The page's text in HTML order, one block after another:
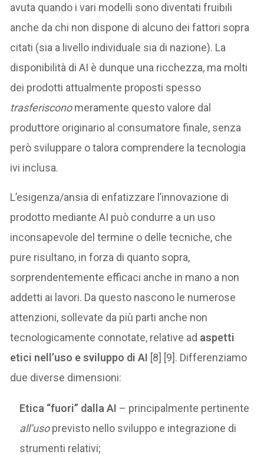
avuta quando i vari modelli sono diventati fruibili
anche da chi non dispone di alcuno dei fattori sopra
citati (sia a livello individuale sia di nazione). La
disponibilità di AI è dunque una ricchezza, ma molti
dei prodotti attualmente proposti spesso
trasferisconomeramente questo valore dal
produttore originario al consumatore finale, senza
però sviluppare o talora comprendere la tecnologia
ivi inclusa.
L’esigenza/ansia di enfatizzare l’innovazione di
prodotto mediante AI può condurre a un uso
inconsapevole del termine o delle tecniche, che
pure risultano, in forza di quanto sopra,
sorprendentemente efficaci anche in mano a non
addetti ai lavori. Da questo nascono le numerose
attenzioni, sollevate da più parti anche non
tecnologicamente connotate, relative ad aspetti
etici nell’uso e sviluppo di AI [8] [9]. Differenziamo
due diverse dimensioni:
Etica “fuori” dalla AI – principalmente pertinente
all’usoprevisto nello sviluppo e integrazione di
strumenti relativi;